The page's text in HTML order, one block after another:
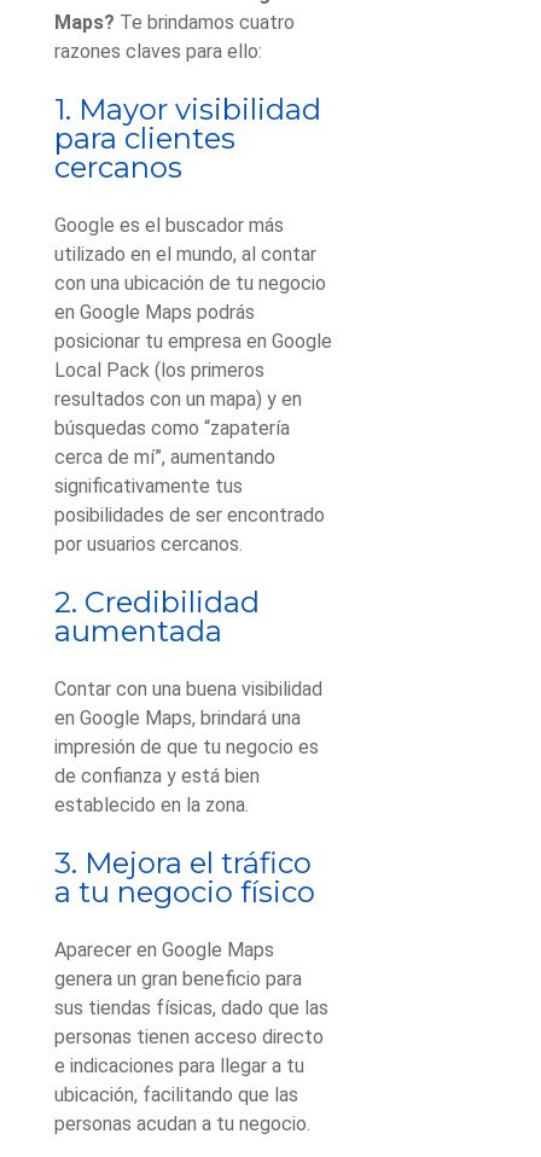
Maps? Te brindamos cuatro
razones claves para ello:
1. Mayor visibilidad
para clientes
cercanos
Google es el buscador más
utilizado en el mundo, al contar
con una ubicación de tu negocio
en Google Maps podrás
posicionar tu empresa en Google
Local Pack (los primeros
resultados con un mapa) y en
búsquedas como “zapatería
cerca de mí”, aumentando
significativamente tus
posibilidades de ser encontrado
por usuarios cercanos.
2. Credibilidad
aumentada
Contar con una buena visibilidad
en Google Maps, brindará una
impresión de que tu negocio es
de confianza y está bien
establecido en la zona.
3. Mejora el tráfico
a tu negocio físico
Aparecer en Google Maps
genera un gran beneficio para
sus tiendas físicas, dado que las
personas tienen acceso directo
e indicaciones para llegar a tu
ubicación, facilitando que las
personas acudan a tu negocio.